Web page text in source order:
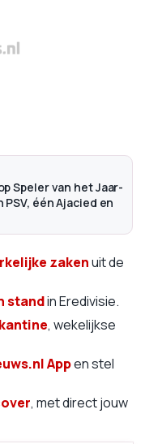
Speler van het Jaar-
één Ajacied en
zakenuit de
standin Eredivisie.
, wekelijkse
Appen stel
, met direct jouw